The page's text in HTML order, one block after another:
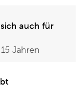
auch für
Jahren